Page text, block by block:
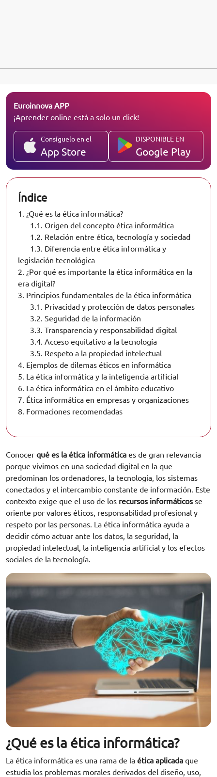
Euroinnova APP
¡Aprender online está a solo un click!
Consíguelo en el
App Store
DISPONIBLE EN
Google Play
Índice
1. ¿Qué es la ética informática?
1.1. Origen del concepto ética informática
1.2. Relación entre ética, tecnología y sociedad
1.3. Diferencia entre ética informática y
legislación tecnológica
2. ¿Por qué es importante la ética informática en la
era digital?
3. Principios fundamentales de la ética informática
3.1. Privacidad y protección de datos personales
3.2. Seguridad de la información
3.3. Transparencia y responsabilidad digital
3.4. Acceso equitativo a la tecnología
3.5. Respeto a la propiedad intelectual
4. Ejemplos de dilemas éticos en informática
5. La ética informática y la inteligencia artificial
6. La ética informática en el ámbito educativo
7. Ética informática en empresas y organizaciones
8. Formaciones recomendadas
Conocer qué es la ética informática es de gran relevancia
porque vivimos en una sociedad digital en la que
predominan los ordenadores, la tecnología, los sistemas
conectados y el intercambio constante de información. Este
contexto exige que el uso de los recursos informáticos se
oriente por valores éticos, responsabilidad profesional y
respeto por las personas. La ética informática ayuda a
decidir cómo actuar ante los datos, la seguridad, la
propiedad intelectual, la inteligencia artificial y los efectos
sociales de la tecnología.
¿Qué es la ética informática?
La ética informática es una rama de la ética aplicada que
estudia los problemas morales derivados del diseño, uso,